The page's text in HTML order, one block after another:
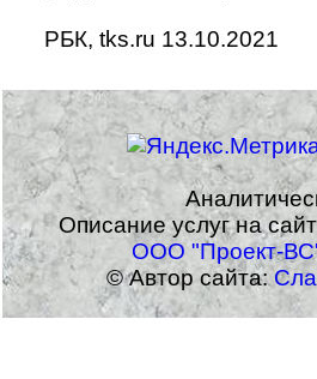
РБК, tks.ru 13.10.2021
Описание услуг на
ООО "Проект-
© Автор сайта: